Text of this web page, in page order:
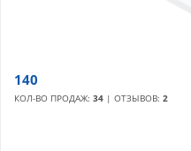
140
КОЛ-ВО ПРОДАЖ: 34 | ОТЗЫВОВ: 2